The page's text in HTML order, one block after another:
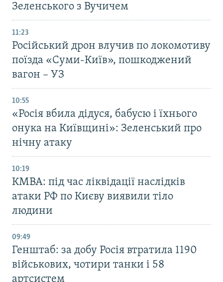
Зеленського з Вучичем
11:23
Російський дрон влучив по локомотиву
поїзда «Суми-Київ», пошкоджений
вагон – УЗ
10:55
«Росія вбила дідуся, бабусю і їхнього
онука на Київщині»: Зеленський про
нічну атаку
10:19
КМВА: під час ліквідації наслідків
атаки РФ по Києву виявили тіло
людини
09:49
Генштаб: за добу Росія втратила 1190
військових, чотири танки і 58
артсистем